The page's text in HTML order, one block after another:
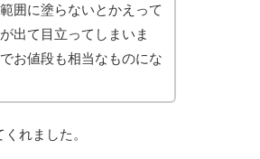
囲に塗らないとかえって
出て目立ってしまいま
お値段も相当なものにな
れました。